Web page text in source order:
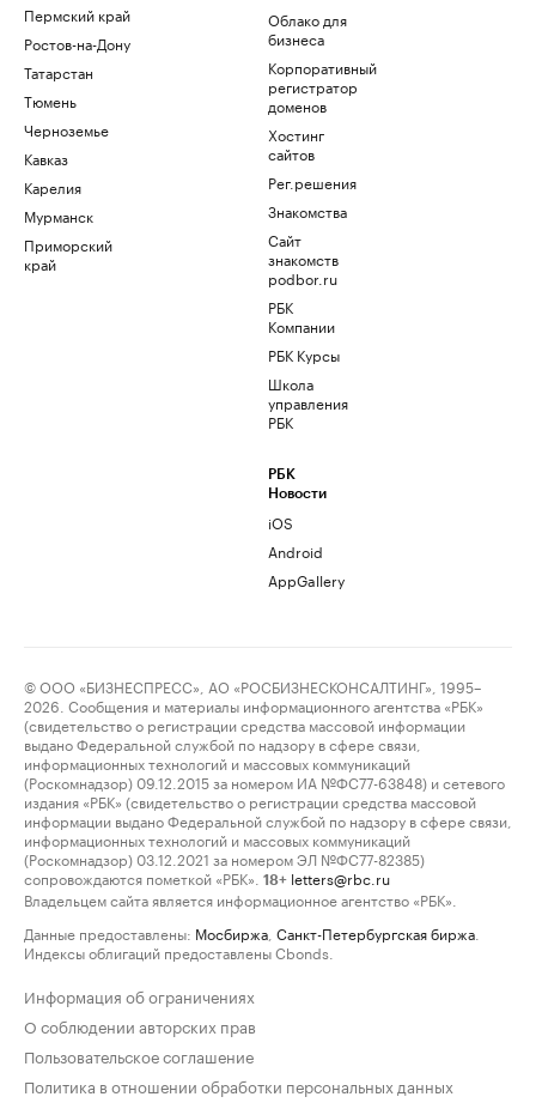
Пермский край
Ростов-на-Дону
Татарстан
Тюмень
Черноземье
Кавказ
Карелия
Мурманск
Приморский
край
Облако для
бизнеса
Корпоративный
регистратор
доменов
Хостинг
сайтов
Рег.решения
Знакомства
Сайт
знакомств
podbor.ru
РБК
Компании
РБК Курсы
Школа
управления
РБК
РБК
Новости
iOS
Android
AppGallery
© ООО «БИЗНЕСПРЕСС», АО «РОСБИЗНЕСКОНСАЛТИНГ», 1995–
2026. Сообщения и материалы информационного агентства «РБК»
(свидетельство о регистрации средства массовой информации
выдано Федеральной службой по надзору в сфере связи,
информационных технологий и массовых коммуникаций
(Роскомнадзор) 09.12.2015 за номером ИА №ФС77-63848) и сетевого
издания «РБК» (свидетельство о регистрации средства массовой
информации выдано Федеральной службой по надзору в сфере связи,
информационных технологий и массовых коммуникаций
(Роскомнадзор) 03.12.2021 за номером ЭЛ №ФС77-82385)
сопровождаются пометкой «РБК».
18+ letters@rbc.ru
Владельцем сайта является информационное агентство «РБК».
Данные предоставлены: Мосбиржа Санкт-Петербургская биржа
Индексы облигаций предоставлены Cbonds.
Информация об ограничениях
О соблюдении авторских прав
Пользовательское соглашение
Политика в отношении обработки персональных данных